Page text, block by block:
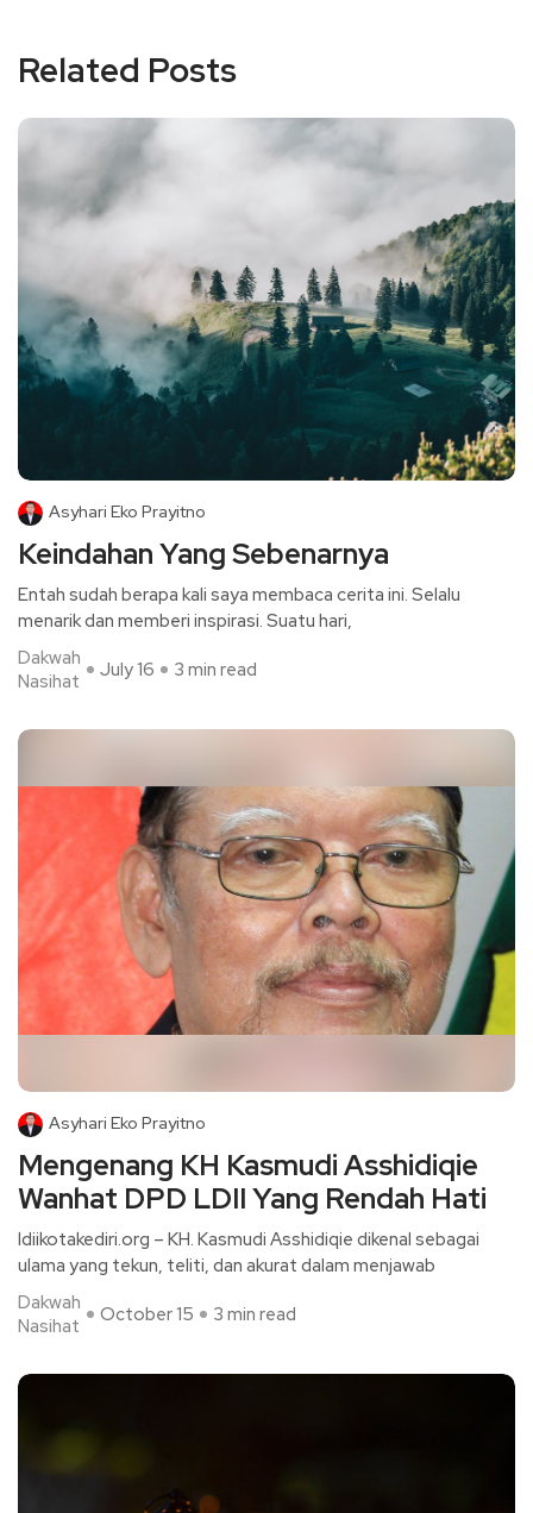
Related Posts
Asyhari Eko Prayitno
Keindahan Yang Sebenarnya
Entah sudah berapa kali saya membaca cerita ini. Selalu
menarik dan memberi inspirasi. Suatu hari,
Dakwah
Nasihat
July 16 3 min read
Asyhari Eko Prayitno
Mengenang KH Kasmudi Asshidiqie
Wanhat DPD LDII Yang Rendah Hati
ldiikotakediri.org – KH. Kasmudi Asshidiqie dikenal sebagai
ulama yang tekun, teliti, dan akurat dalam menjawab
Dakwah
Nasihat
October 15 3 min read